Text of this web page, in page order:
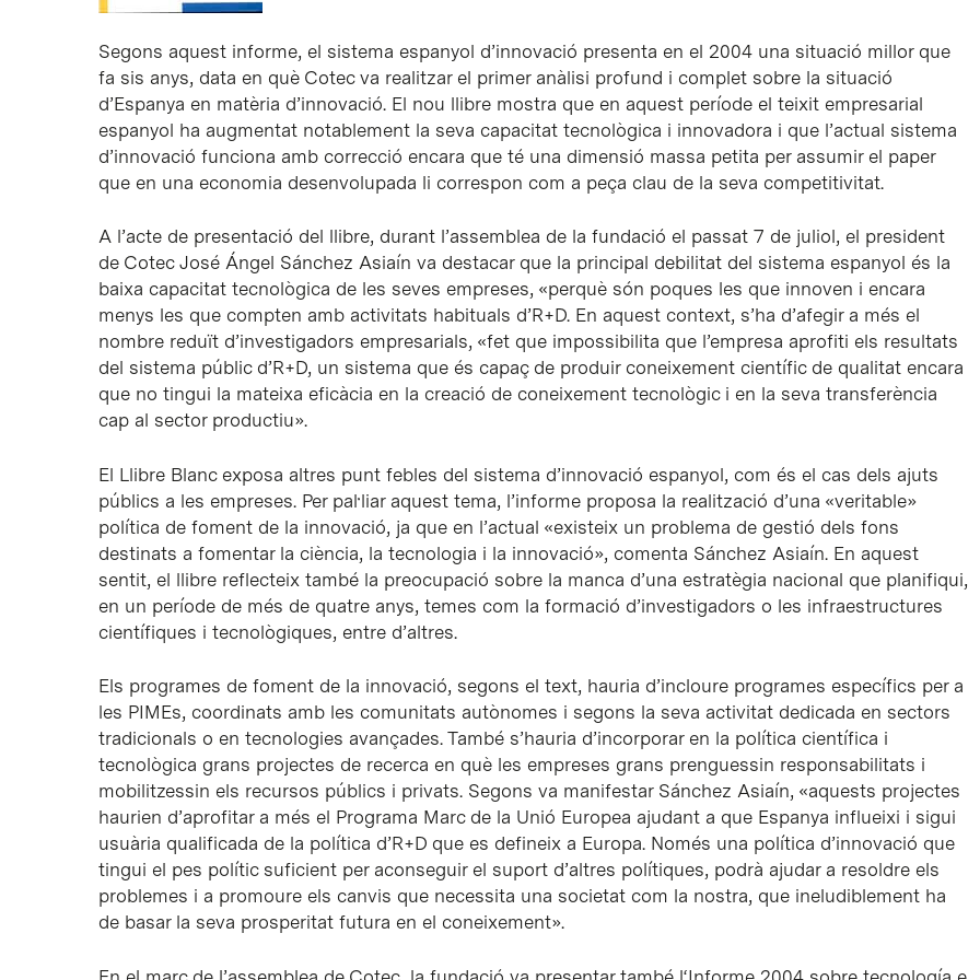
Segons aquest informe, el sistema espanyol d’innovació presenta en el 2004 una situació millor que
fa sis anys, data en què Cotec va realitzar el primer anàlisi profund i complet sobre la situació
d’Espanya en matèria d’innovació. El nou llibre mostra que en aquest període el teixit empresarial
espanyol ha augmentat notablement la seva capacitat tecnològica i innovadora i que l’actual sistema
d’innovació funciona amb correcció encara que té una dimensió massa petita per assumir el paper
que en una economia desenvolupada li correspon com a peça clau de la seva competitivitat.
A l’acte de presentació del llibre, durant l’assemblea de la fundació el passat 7 de juliol, el president
de Cotec José Ángel Sánchez Asiaín va destacar que la principal debilitat del sistema espanyol és la
baixa capacitat tecnològica de les seves empreses, «perquè són poques les que innoven i encara
menys les que compten amb activitats habituals d’R+D. En aquest context, s’ha d’afegir a més el
nombre reduït d’investigadors empresarials, «fet que impossibilita que l’empresa aprofiti els resultats
del sistema públic d’R+D, un sistema que és capaç de produir coneixement científic de qualitat encara
que no tingui la mateixa eficàcia en la creació de coneixement tecnològic i en la seva transferència
cap al sector productiu».
El Llibre Blanc exposa altres punt febles del sistema d’innovació espanyol, com és el cas dels ajuts
públics a les empreses. Per pal·liar aquest tema, l’informe proposa la realització d’una «veritable»
política de foment de la innovació, ja que en l’actual «existeix un problema de gestió dels fons
destinats a fomentar la ciència, la tecnologia i la innovació», comenta Sánchez Asiaín. En aquest
sentit, el llibre reflecteix també la preocupació sobre la manca d’una estratègia nacional que planifiqui,
en un període de més de quatre anys, temes com la formació d’investigadors o les infraestructures
científiques i tecnològiques, entre d’altres.
Els programes de foment de la innovació, segons el text, hauria d’incloure programes específics per a
les PIMEs, coordinats amb les comunitats autònomes i segons la seva activitat dedicada en sectors
tradicionals o en tecnologies avançades. També s’hauria d’incorporar en la política científica i
tecnològica grans projectes de recerca en què les empreses grans prenguessin responsabilitats i
mobilitzessin els recursos públics i privats. Segons va manifestar Sánchez Asiaín, «aquests projectes
haurien d’aprofitar a més el Programa Marc de la Unió Europea ajudant a que Espanya influeixi i sigui
usuària qualificada de la política d’R+D que es defineix a Europa. Només una política d’innovació que
tingui el pes polític suficient per aconseguir el suport d’altres polítiques, podrà ajudar a resoldre els
problemes i a promoure els canvis que necessita una societat com la nostra, que ineludiblement ha
de basar la seva prosperitat futura en el coneixement».